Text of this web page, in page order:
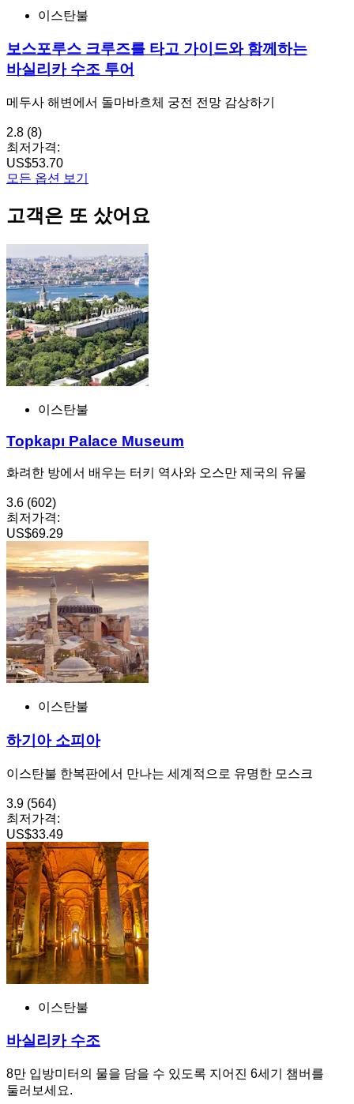
이스탄불
보스포루스 크루즈를 타고 가이드와 함께하는
바실리카 수조 투어
메두사 해변에서 돌마바흐체 궁전 전망 감상하기
2.8 (8)
최저가격:
US$53.70
모든 옵션 보기
고객은 또 샀어요
이스탄불
Topkapı Palace Museum
화려한 방에서 배우는 터키 역사와 오스만 제국의 유물
3.6 (602)
최저가격:
US$69.29
이스탄불
하기아 소피아
이스탄불 한복판에서 만나는 세계적으로 유명한 모스크
3.9 (564)
최저가격:
US$33.49
이스탄불
바실리카 수조
8만 입방미터의 물을 담을 수 있도록 지어진 6세기 챔버를
둘러보세요.